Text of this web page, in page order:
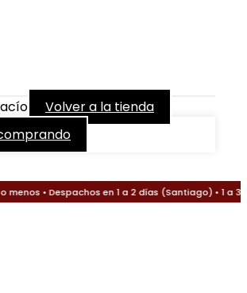
Volver a la tienda
• Despachos en 1 a 2 días (Santiago) • 1 a 3